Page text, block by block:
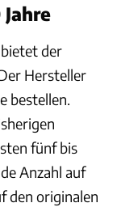
der
Hersteller
bestellen.
fünf bis
Anzahl auf
den originalen